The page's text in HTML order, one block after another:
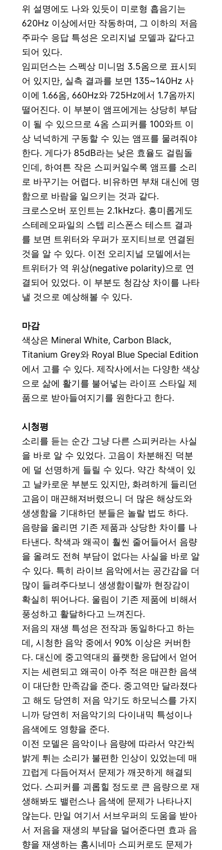
위 설명에도 나와 있듯이 미로형 흡음기는
620Hz 이상에서만 작동하며, 그 이하의 저음
주파수 응답 특성은 오리지널 모델과 같다고
되어 있다.
임피던스는 스펙상 미니멈 3.5옴으로 표시되
어 있지만, 실측 결과를 보면 135~140Hz 사
이에 1.66옴, 660Hz와 725Hz에서 1.7옴까지
떨어진다. 이 부분이 앰프에게는 상당히 부담
이 될 수 있으므로 4옴 스피커를 100와트 이
상 넉넉하게 구동할 수 있는 앰프를 물려줘야
한다. 게다가 85dB라는 낮은 효율도 걸림돌
인데, 하여튼 작은 스피커일수록 앰프를 소리
로 바꾸기는 어렵다. 비유하면 부채 대신에 명
함으로 바람을 일으키는 것과 같다.
크로스오버 포인트는 2.1kHz다. 흥미롭게도
스테레오파일의 스텝 리스폰스 테스트 결과
를 보면 트위터와 우퍼가 포지티브로 연결된
것을 알 수 있다. 이전 오리지널 모델에서는
트위터가 역 위상(negative polarity)으로 연
결되어 있었다. 이 부분도 청감상 차이를 나타
낼 것으로 예상해볼 수 있다.
마감
색상은 Mineral White, Carbon Black,
Titanium Grey와 Royal Blue Special Edition
에서 고를 수 있다. 제작사에서는 다양한 색상
으로 삶에 활기를 불어넣는 라이프 스타일 제
품으로 받아들여지기를 원한다고 한다.
시청평
소리를 듣는 순간 그냥 다른 스피커라는 사실
을 바로 알 수 있었다. 고음이 차분해진 덕분
에 덜 선명하게 들릴 수 있다. 약간 착색이 있
고 날카로운 부분도 있지만, 화려하게 들리던
고음이 매끈해져버렸으니 더 많은 해상도와
생생함을 기대하던 분들은 놀랄 법도 하다.
음량을 올리면 기존 제품과 상당한 차이를 나
타낸다. 착색과 왜곡이 훨씬 줄어들어서 음량
을 올려도 전혀 부담이 없다는 사실을 바로 알
수 있다. 특히 라이브 음악에서는 공간감을 더
많이 들려주다보니 생생함이랄까 현장감이
확실히 뛰어나다. 울림이 기존 제품에 비해서
풍성하고 활달하다고 느껴진다.
저음의 재생 특성은 전작과 동일하다고 하는
데, 시청한 음악 중에서 90% 이상은 커버한
다. 대신에 중고역대의 플랫한 응답에서 얻어
지는 세련되고 왜곡이 아주 적은 매끈한 음색
이 대단한 만족감을 준다. 중고역만 달라졌다
고 해도 당연히 저음 악기도 하모닉스를 가지
니까 당연히 저음악기의 다이내믹 특성이나
음색에도 영향을 준다.
이전 모델은 음악이나 음량에 따라서 약간씩
밝게 튀는 소리가 불편한 인상이 있었는데 매
끄럽게 다듬어져서 문제가 깨끗하게 해결되
었다. 스피커를 괴롭힐 정도로 큰 음량으로 재
생해봐도 밸런스나 음색에 문제가 나타나지
않는다. 만일 여기서 서브우퍼의 도움을 받아
서 저음을 재생의 부담을 덜어준다면 효과 음
향을 재생하는 홈시네마 스피커로도 문제가